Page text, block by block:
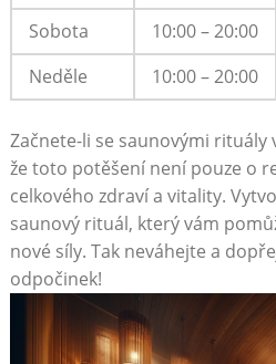
Sobota
10:00 – 20:00
Neděle
10:00 – 20:00
Začnete-li se saunovými rituály
že toto potěšení není pouze o
celkového zdraví a vitality.
saunový rituál, který vám
nové síly. Tak neváhejte a
odpočinek!